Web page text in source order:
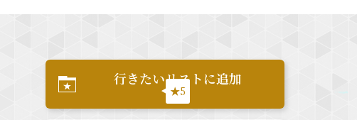
行きたいリストに追加
★5